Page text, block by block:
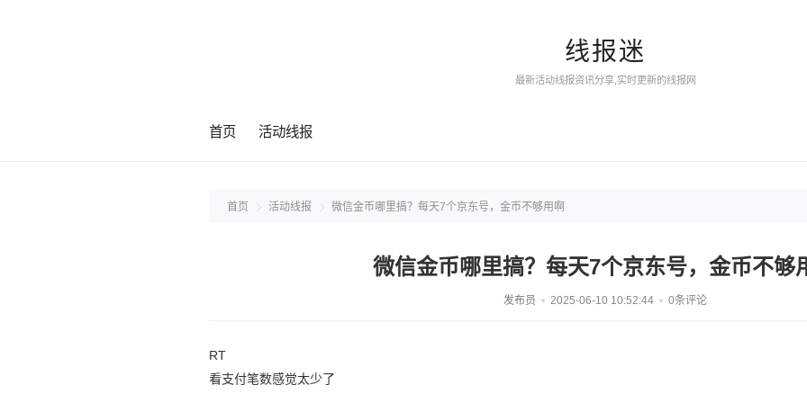
线报迷
最新活动线报资讯分享,实时更新的线报网
首页 活动线报
首页 活动线报 微信金币哪里搞？每天7个京东号，金币不够用啊
微信金币哪里搞？每天7个京东号，金币不够
发布员 2025-06-10 10:52:44 0条评论
RT
看支付笔数感觉太少了